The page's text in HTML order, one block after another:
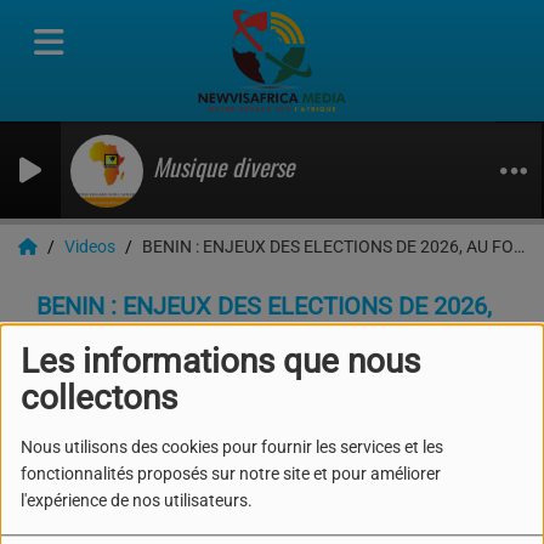
Les informations que nous
collectons
Nous utilisons des cookies pour fournir les services et les
fonctionnalités proposés sur notre site et pour améliorer
l'expérience de nos utilisateurs.
Musique diverse
Videos BENIN : ENJEUX DES ELECTIONS DE 2026, AU FOND DE LA CRISE SOCIOPOLIQUE
BENIN : ENJEUX DES ELECTIONS DE 2026,
AU FOND DE LA CRISE SOCIOPOLIQUE